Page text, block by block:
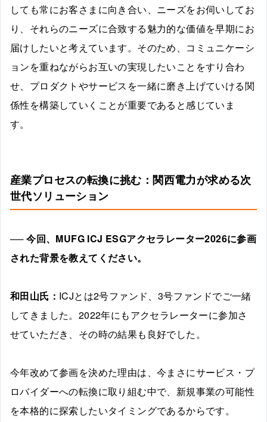
しても常にお客さまに向き合い、ニーズをお伺いしてお
り、それらのニーズに合致する魅力的な価値を早期にお
届けしたいと考えています。そのため、コミュニケーシ
ョンを重ねながらお互いの実現したいことをすり合わ
せ、プロダクトやサービスを一緒に磨き上げていける関
係性を構築していくことが重要であると感じていま
す。
産業プロセスの転換に挑む：関西電力が求める次
世代ソリューション
── 今回、MUFG ICJ ESGアクセラレーター2026に参画
された背景を教えてください。
和田山氏： ICJとは2号ファンド、3号ファンドでご一緒
してきました。2022年にもアクセラレーターに参加さ
せていただき、その時の結果も良好でした。
今年改めて参画を決めた理由は、今まさにサービス・プ
ロバイダーへの転換に取り組む中で、新規事業の可能性
を本格的に探索したいタイミングであるからです。